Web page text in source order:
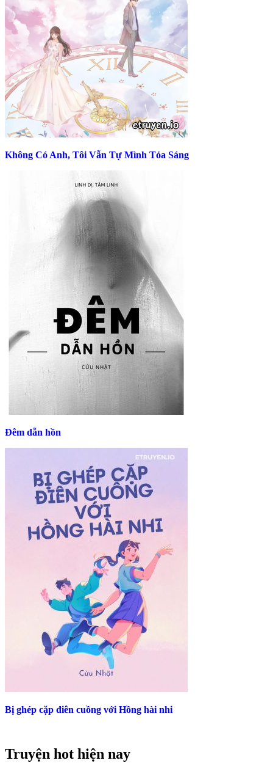
Không Có Anh, Tôi Vẫn Tự Mình Tỏa Sáng
Đêm dẫn hồn
Bị ghép cặp điên cuồng với Hồng hài nhi
Truyện hot hiện nay